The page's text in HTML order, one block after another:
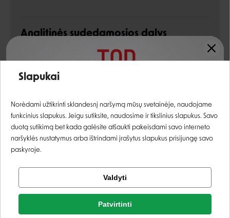
Rašyti atsiliepimą
Analitinės sudedamosios dalys
žali baltymai 10,5%
žali riebalai
žali pelenai 1,8%
žalia ląsteliena 0,5%
drėgnis 79,5%
Registruotis
Facebook
Slapukai
Norėdami užtikrinti sklandesnį naršymą mūsų svetainėje, naudojame
funkcinius slapukus. Jeigu sutiksite, naudosime ir tikslinius slapukus. Savo
duotą sutikimą bet kada galėsite atšaukti pakeisdami savo interneto
naršyklės nustatymus arba ištrindami įrašytus slapukus prisijungę savo
paskyroje.
Valdyti
Patvirtinti